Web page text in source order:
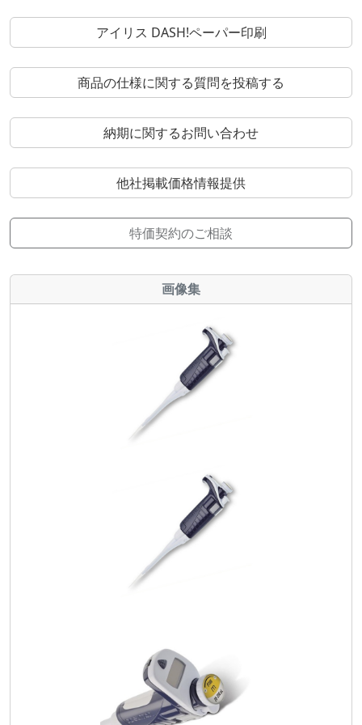
アイリス DASH!ペーパー印刷
商品の仕様に関する質問を投稿する
納期に関するお問い合わせ
他社掲載価格情報提供
特価契約のご相談
画像集